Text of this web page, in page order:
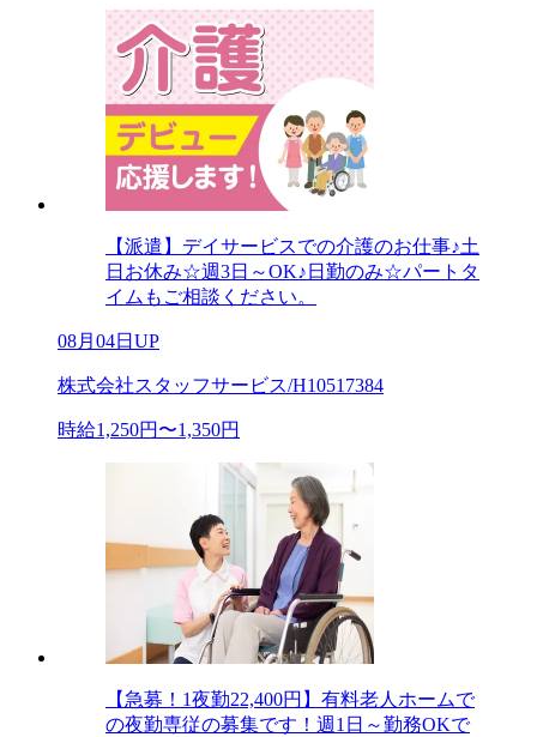
【派遣】デイサービスでの介護のお仕事♪土
日お休み☆週3日～OK♪日勤のみ☆パートタ
イムもご相談ください。
08月04日UP
株式会社スタッフサービス/H10517384
時給1,250円〜1,350円
【急募！1夜勤22,400円】有料老人ホームで
の夜勤専従の募集です！週1日～勤務OKで